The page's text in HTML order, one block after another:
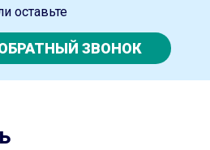
оставьте
ЗВОНОК